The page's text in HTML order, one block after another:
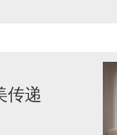
传递